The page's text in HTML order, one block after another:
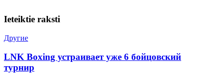
Ieteiktie raksti
Другие
LNK Boxing устраивает уже 6 бойцовский
турнир